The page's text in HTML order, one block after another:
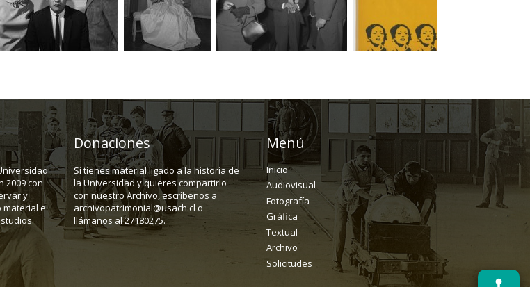
2009 con
y
material e
Donaciones
Si tienes material ligado a la historia de
la Universidad y quieres compartirlo
con nuestro Archivo, escríbenos a
archivopatrimonial@usach.cl o
llámanos al 27180275.
Menú
Inicio
Audiovisual
Fotografía
Gráfica
Textual
Archivo
Solicitudes